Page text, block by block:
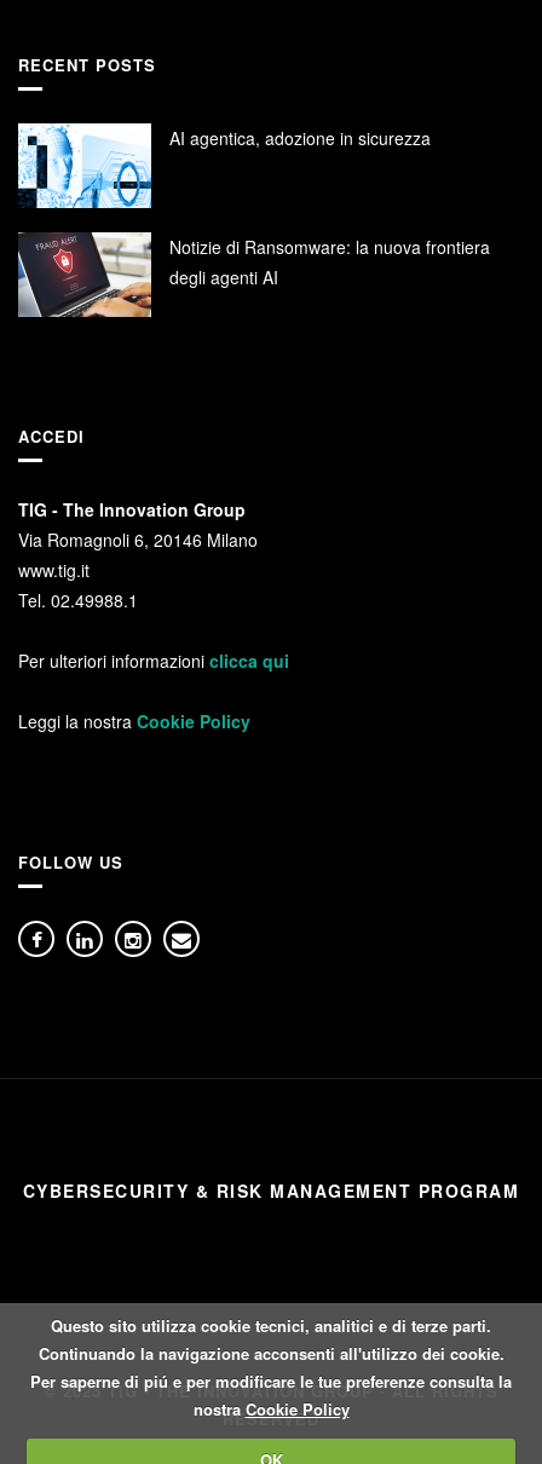
RECENT POSTS
AI agentica, adozione in sicurezza
Notizie di Ransomware: la nuova frontiera
degli agenti AI
ACCEDI
TIG - The Innovation Group
Via Romagnoli 6, 20146 Milano
www.tig.it
Tel. 02.49988.1
Per ulteriori informazioni clicca qui
Leggi la nostra Cookie Policy
FOLLOW US
CYBERSECURITY & RISK MANAGEMENT PROGRAM
© 2025 TIG - THE INNOVATION GROUP - ALL RIGHTS
RESERVED
Questo sito utilizza cookie tecnici, analitici e di terze parti.
Continuando la navigazione acconsenti all'utilizzo dei cookie.
Per saperne di piú e per modificare le tue preferenze consulta la
nostra Cookie Policy